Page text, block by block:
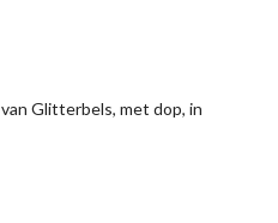
Glitterbels, met dop, in